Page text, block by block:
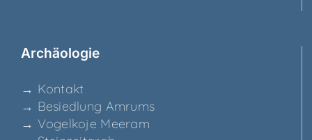
Archäo­lo­gie
→ Kon­takt
→ Besied­lung Amrums
→ Vogel­ko­je Meeram